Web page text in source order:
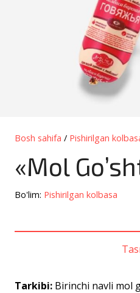
Bosh sahifa / Pishirilgan
«Mol
Bo'lim: Pishirilgan kolbasa
Tarkibi: Birinchi navli mol